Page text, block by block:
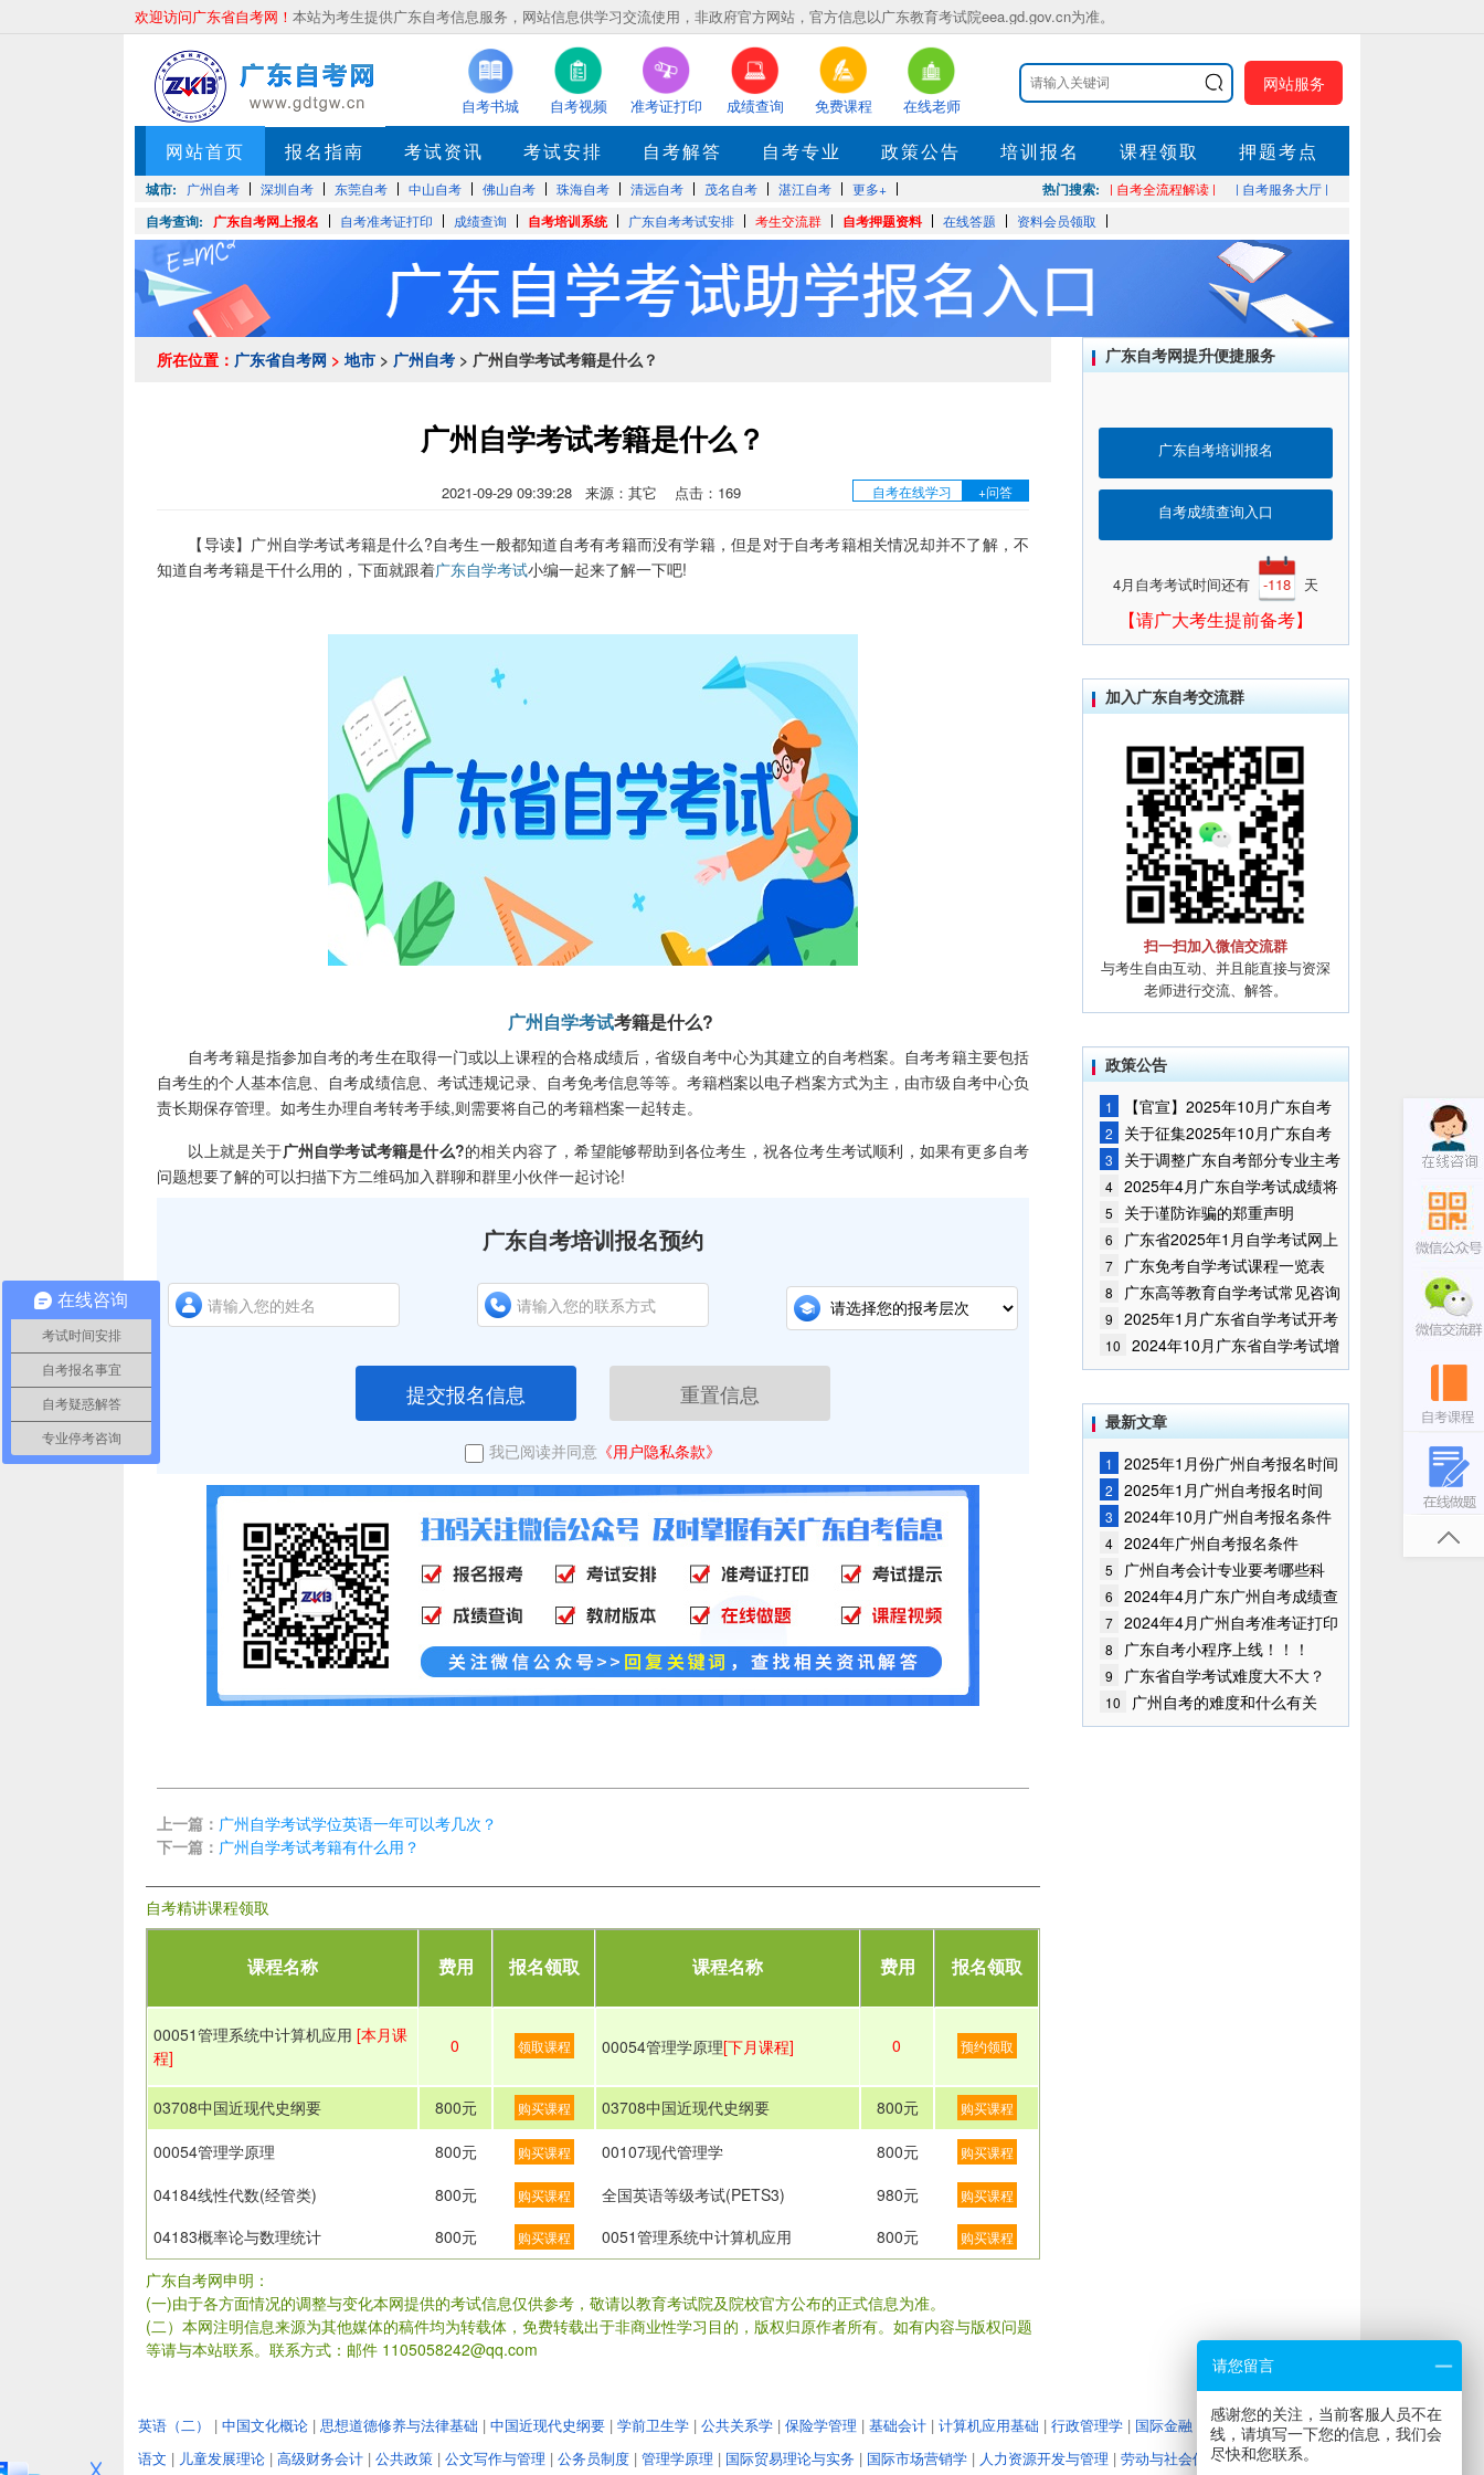
欢迎访问广东省自考网！ 本站为考生提供广东自考信息服务，网站信息供学习交流使用，非政府官方网站，官方信息以广东教育考试院eea.gd.gov.cn为准。
自考书城 自考视频 准考证打印 成绩查询 免费课程 在线老师
网站服务
网站首页 报名指南 考试资讯 考试安排 自考解答 自考专业 政策公告 培训报名 课程领取 押题考点
城市: 广州自考 深圳自考 东莞自考 中山自考 佛山自考 珠海自考 清远自考 茂名自考 湛江自考 更多+ 热门搜索: | 自考全流程解读 | | 自考服务大厅 |
自考查询: 广东自考网上报名 自考准考证打印 成绩查询 自考培训系统 广东自考考试安排 考生交流群 自考押题资料 在线答题 资料会员领取
所在位置： 广东省自考网 > 地市 > 广州自考 > 广州自学考试考籍是什么？
广州自学考试考籍是什么？
2021-09-29 09:39:28 来源：其它 点击： 169 自考在线学习 +问答
【导读】广州自学考试考籍是什么?自考生一般都知道自考有考籍而没有学籍，但是对于自考考籍相关情况却并不了解，不
知道自考考籍是干什么用的，下面就跟着广东自学考试小编一起来了解一下吧!
广州自学考试考籍是什么?
自考考籍是指参加自考的考生在取得一门或以上课程的合格成绩后，省级自考中心为其建立的自考档案。自考考籍主要包括
自考生的个人基本信息、自考成绩信息、考试违规记录、自考免考信息等等。考籍档案以电子档案方式为主，由市级自考中心负
责长期保存管理。如考生办理自考转考手续,则需要将自己的考籍档案一起转走。
以上就是关于广州自学考试考籍是什么?的相关内容了，希望能够帮助到各位考生，祝各位考生考试顺利，如果有更多自考
问题想要了解的可以扫描下方二维码加入群聊和群里小伙伴一起讨论!
广东自考培训报名预约
提交报名信息 重置信息
我已阅读并同意 《用户隐私条款》
上一篇： 广州自学考试学位英语一年可以考几次？
下一篇： 广州自学考试考籍有什么用？
自考精讲课程领取
课程名称 费用 报名领取 课程名称 费用 报名领取
00051管理系统中计算机应用 [本月课
程]
0 领取课程 00054管理学原理[下月课程] 0 预约领取
03708中国近现代史纲要 800元 购买课程 03708中国近现代史纲要 800元 购买课程
00054管理学原理 800元 购买课程 00107现代管理学 800元 购买课程
04184线性代数(经管类) 800元 购买课程 全国英语等级考试(PETS3) 980元 购买课程
04183概率论与数理统计 800元 购买课程 0051管理系统中计算机应用 800元 购买课程
广东自考网申明：
(一)由于各方面情况的调整与变化本网提供的考试信息仅供参考，敬请以教育考试院及院校官方公布的正式信息为准。
(二）本网注明信息来源为其他媒体的稿件均为转载体，免费转载出于非商业性学习目的，版权归原作者所有。如有内容与版权问题
等请与本站联系。联系方式：邮件 1105058242@qq.com
广东自考网提升便捷服务
广东自考培训报名
自考成绩查询入口
4月自考考试时间还有 -118 天
【请广大考生提前备考】
加入广东自考交流群
扫一扫加入微信交流群
与考生自由互动、并且能直接与资深
老师进行交流、解答。
政策公告
1
【官宣】2025年10月广东自考
报名时间通知
2
关于征集2025年10月广东自考
增加开考停考专业部分课程意向的
通告
3
关于调整广东自考部分专业主考
学校的通知
4 2025年4月广东自学考试成绩将
于5月9日公布
5 关于谨防诈骗的郑重声明
6
广东省2025年1月自学考试网上
报名报考须知
7 广东免考自学考试课程一览表
8
广东高等教育自学考试常见咨询
问题
9
2025年1月广东省自学考试开考
课程考试时间安排和使用教材的通
知
10
2024年10月广东省自学考试增
加一门开考课程的通告
最新文章
1
2025年1月份广州自考报名时间
已公布！
2 2025年1月广州自考报名时间
3
2024年10月广州自考报名条件
已公布!
4 2024年广州自考报名条件
5
广州自考会计专业要考哪些科
目?
6
2024年4月广东广州自考成绩查
询时间已确定
7 2024年4月广州自考准考证打印
时间
8 广东自考小程序上线！！！
9 广东省自学考试难度大不大？
10
广州自考的难度和什么有关
联？
英语（二） | 中国文化概论 | 思想道德修养与法律基础 | 中国近现代史纲要 | 学前卫生学 | 公共关系学 | 保险学管理 | 基础会计 | 计算机应用基础 | 行政管理学 | 国际金融 教育管理心理学|大学
语文 | 儿童发展理论 | 高级财务会计 | 公共政策 | 公文写作与管理 | 公务员制度 | 管理学原理 | 国际贸易理论与实务 | 国际市场营销学 | 人力资源开发与管理 | 劳动与社会保障|企业经营战略
在线咨询
考试时间安排
自考报名事宜
自考疑惑解答
专业停考咨询
请您留言
感谢您的关注，当前客服人员不在
线，请填写一下您的信息，我们会
尽快和您联系。